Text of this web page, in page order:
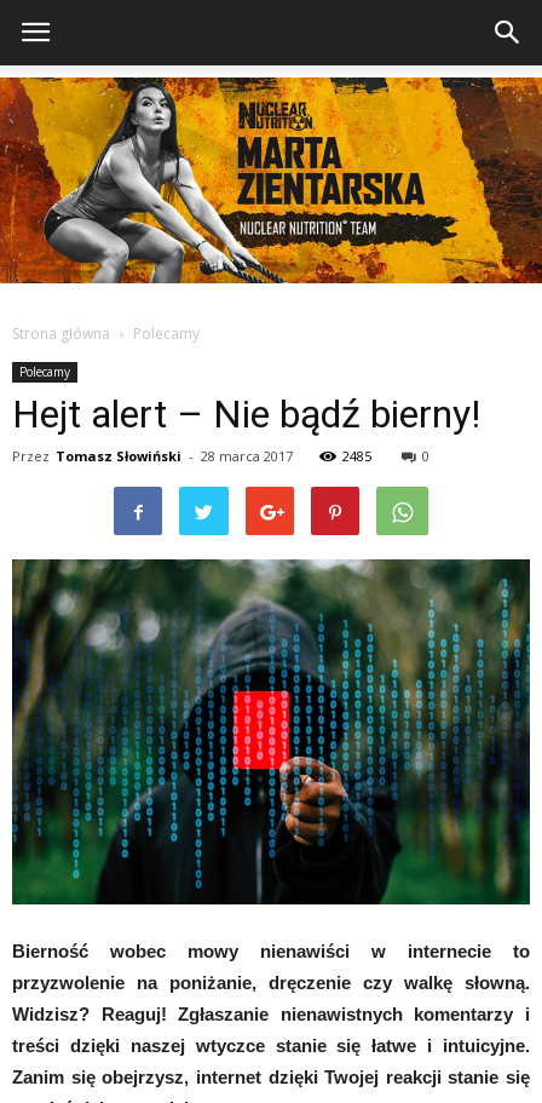
Strona główna Polecamy
Polecamy
Hejt alert – Nie bądź bierny!
Przez Tomasz Słowiński - 28 marca 2017 2485 0
Bierność wobec mowy nienawiści w internecie to
przyzwolenie na poniżanie, dręczenie czy walkę słowną.
Widzisz? Reaguj! Zgłaszanie nienawistnych komentarzy i
treści dzięki naszej wtyczce stanie się łatwe i intuicyjne.
Zanim się obejrzysz, internet dzięki Twojej reakcji stanie się